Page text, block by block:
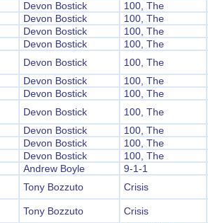
Devon Bostick
100, The
Devon Bostick
100, The
Devon Bostick
100, The
Devon Bostick
100, The
Devon Bostick
100, The
Devon Bostick
100, The
Devon Bostick
100, The
Devon Bostick
100, The
Devon Bostick
100, The
Devon Bostick
100, The
Devon Bostick
100, The
Andrew Boyle
9-1-1
Tony Bozzuto
Crisis
Tony Bozzuto Crisis